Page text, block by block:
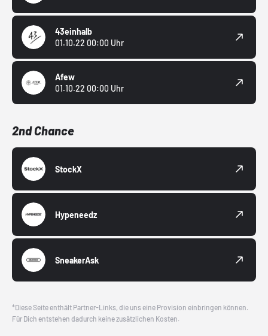
43einhalb
01.10.22 00:00 Uhr
Afew
01.10.22 00:00 Uhr
2nd Chance
StockX
Hypeneedz
SneakerAsk
*Diese Seite enthält Partner-Links, die uns eine Provision einbringen können.
Für Dich entstehen dadurch keine zusätzlichen Kosten.